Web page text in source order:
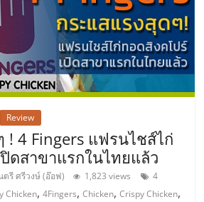
Review
! 4 Fingers แฟรนไชส์ไก่
ดสาขาแรกในไทยแล้ว
รี ศรีวงษ์ (อ๊อฟ) 1,823 views
4
Chicken,4Fingers,Chicken,Crispy Chicken,